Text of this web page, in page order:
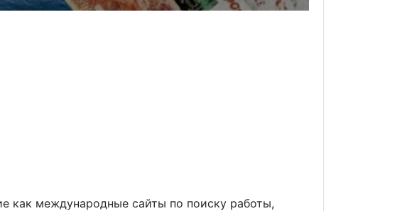
как международные сайты по поиску работы,